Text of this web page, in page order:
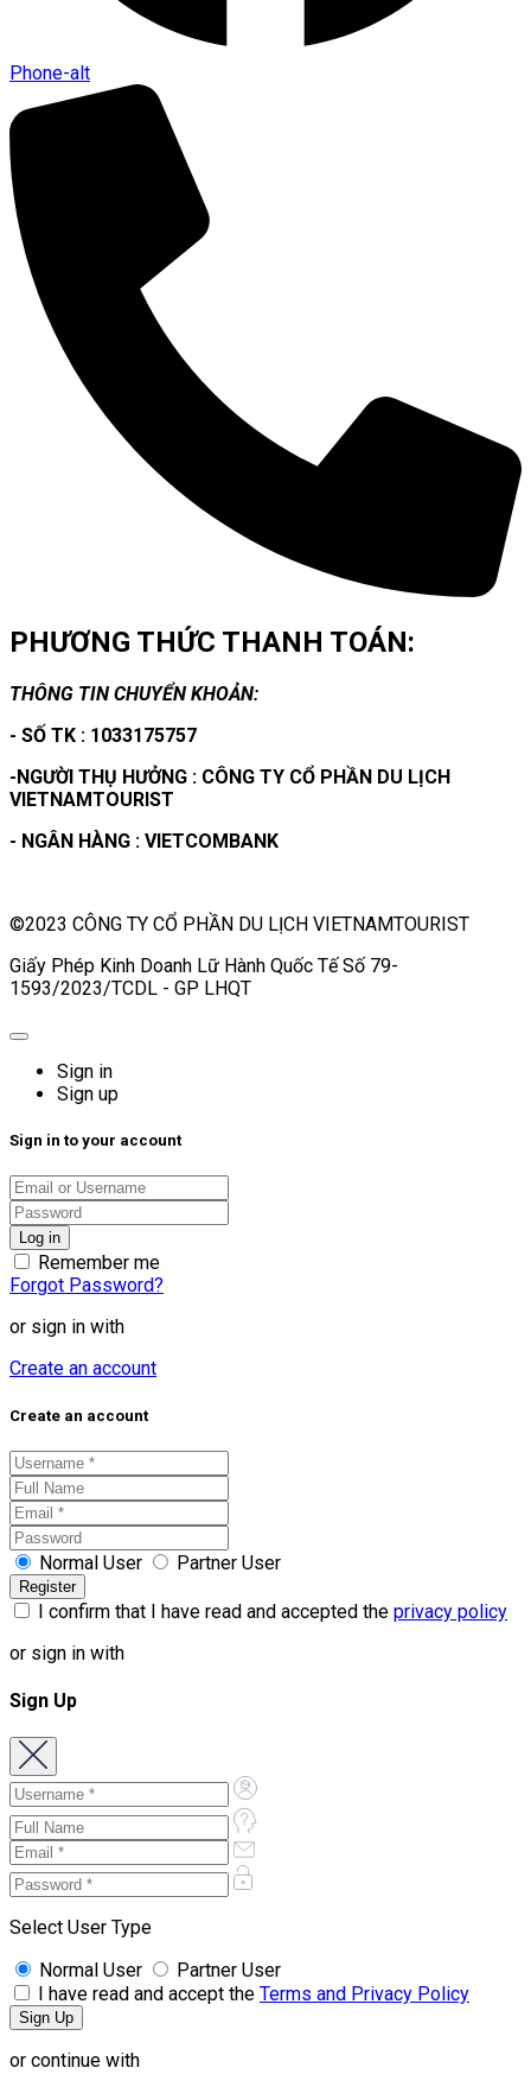
Phone-alt
PHƯƠNG THỨC THANH TOÁN:
THÔNG TIN CHUYỂN KHOẢN:
- SỐ TK : 1033175757
-NGƯỜI THỤ HƯỞNG : CÔNG TY CỔ PHẦN DU LỊCH
VIETNAMTOURIST
- NGÂN HÀNG : VIETCOMBANK
©2023 CÔNG TY CỔ PHẦN DU LỊCH VIETNAMTOURIST
Giấy Phép Kinh Doanh Lữ Hành Quốc Tế Số 79-
1593/2023/TCDL - GP LHQT
Sign in
Sign up
Sign in to your account
Remember me
Forgot Password?
or sign in with
Create an account
Create an account
Normal User Partner User
I confirm that I have read and accepted the privacy policy
or sign in with
Sign Up
Select User Type
Normal User
Partner User
I have read and accept the Terms and Privacy Policy
or continue with